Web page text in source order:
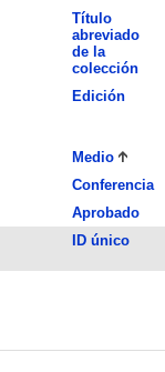
Título
abreviado
de la
colección
Edición
Medio
Conferencia
Aprobado
ID único